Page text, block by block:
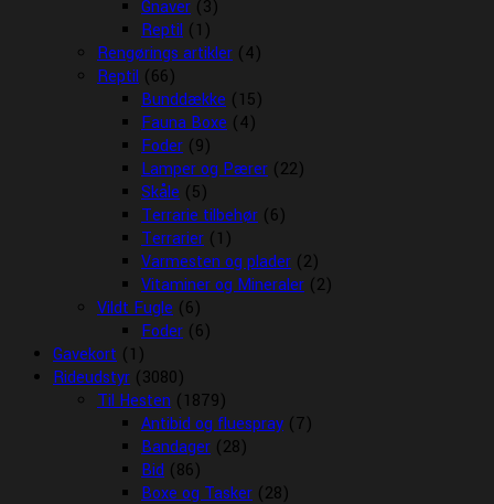
Gnaver (3)
Reptil (1)
Rengørings artikler (4)
Reptil (66)
Bunddække (15)
Fauna Boxe (4)
Foder (9)
Lamper og Pærer (22)
Skåle (5)
Terrarie tilbehør (6)
Terrarier (1)
Varmesten og plader (2)
Vitaminer og Mineraler (2)
Vildt Fugle (6)
Foder (6)
Gavekort (1)
Rideudstyr (3080)
Til Hesten (1879)
Antibid og fluespray (7)
Bandager (28)
Bid (86)
Boxe og Tasker (28)